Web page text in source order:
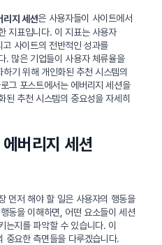
리지 세션은 사용자들이 사이트에서
지표입니다. 이 지표는 사용자
사이트의 전반적인 성과를
. 많은 기업들이 사용자 체류율을
기 위해 개인화된 추천 시스템의
그 포스트에서는 에버리지 세션을
된 추천 시스템의 중요성을 자세히
버리지 세션
먼저 해야 할 일은 사용자의 행동을
동을 이해하면, 어떤 요소들이 세션
는지를 파악할 수 있습니다. 이
요한 측면들을 다루겠습니다.